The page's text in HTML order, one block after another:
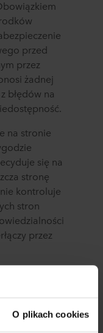
O plikach cookies
przed
przez
żadnej
błędów na
na stronie
się na
stronę
kontroluje
stron
przez
Grodan i
o